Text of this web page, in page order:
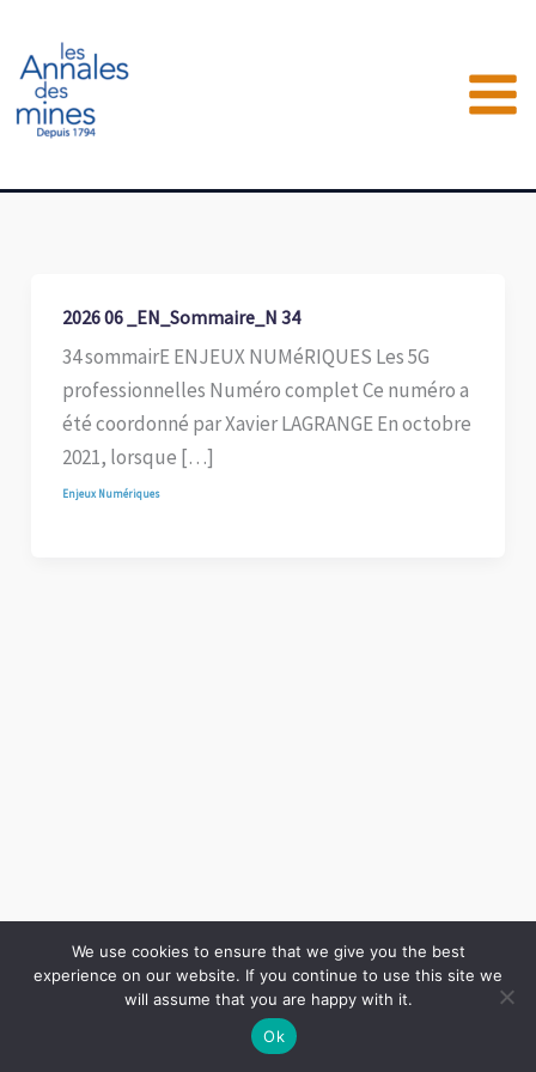
contenu
2026 06 _EN_Sommaire_N 34
34 sommairE ENJEUX NUMéRIQUES Les 5G
professionnelles Numéro complet Ce numéro a
été coordonné par Xavier LAGRANGE En octobre
2021, lorsque […]
Enjeux Numériques
Copyright © 2026 LES ANNALES DES MINES | Powered by Thème WordPress Astra
We use cookies to ensure that we give you the best
experience on our website. If you continue to use this site we
will assume that you are happy with it.
Ok